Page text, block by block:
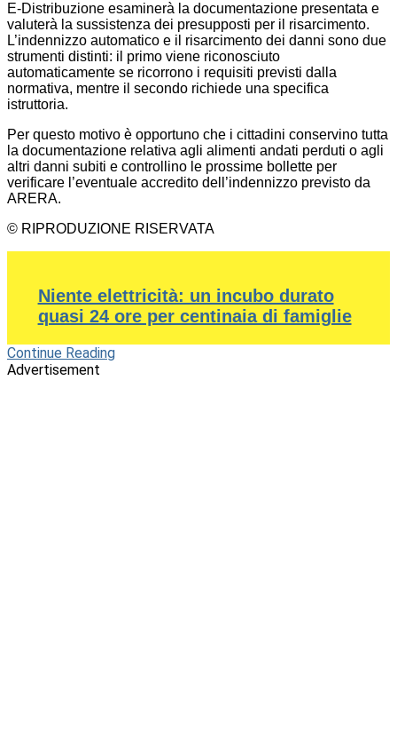
E-Distribuzione esaminerà la documentazione presentata e
valuterà la sussistenza dei presupposti per il risarcimento.
L’indennizzo automatico e il risarcimento dei danni sono due
strumenti distinti: il primo viene riconosciuto
automaticamente se ricorrono i requisiti previsti dalla
normativa, mentre il secondo richiede una specifica
istruttoria.
Per questo motivo è opportuno che i cittadini conservino tutta
la documentazione relativa agli alimenti andati perduti o agli
altri danni subiti e controllino le prossime bollette per
verificare l’eventuale accredito dell’indennizzo previsto da
ARERA.
© RIPRODUZIONE RISERVATA
Niente elettricità: un incubo durato
quasi 24 ore per centinaia di famiglie
Continue Reading
Advertisement